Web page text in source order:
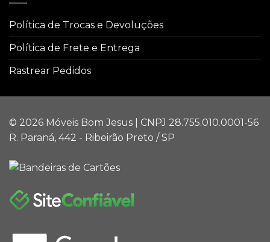
Política de Trocas e Devoluções
Política de Frete e Entrega
Rastrear Pedidos
© 2026 Móveis Bom Jesus | CNPJ 28.755.010.0001-56
R. Paraná, 442 - Ribeirão Preto / SP